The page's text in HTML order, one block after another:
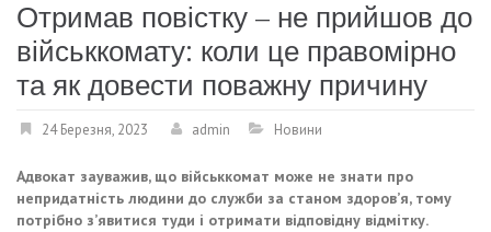
Отримав повістку – не прийшов до
військкомату: коли це правомірно
та як довести поважну причину
24 Березня, 2023 admin Новини
Адвокат зауважив, що військкомат може не знати про
непридатність людини до служби за станом здоров’я, тому
потрібно з’явитися туди і отримати відповідну відмітку.